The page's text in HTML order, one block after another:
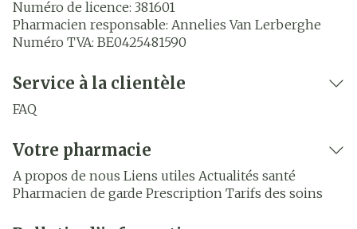
Numéro de licence: 381601
Pharmacien responsable: Annelies Van Lerberghe
Numéro TVA: BE0425481590
Service à la clientèle
FAQ
Votre pharmacie
A propos de nous Liens utiles Actualités santé
Pharmacien de garde Prescription Tarifs des soins